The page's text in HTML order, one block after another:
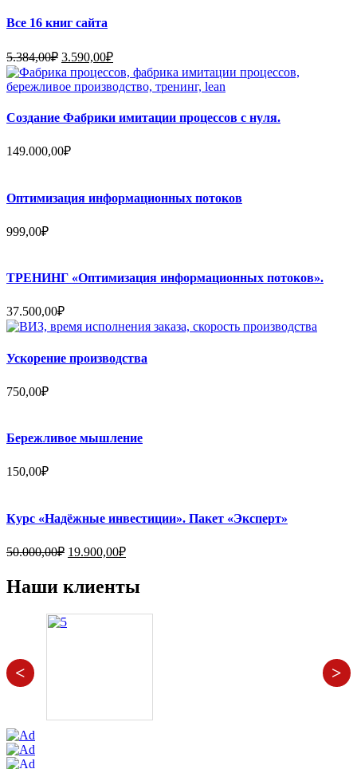
120.000,00₽.
Все 16 книг сайта
5.384,00₽ Первоначальная
цена
составляла
3.590,00₽Текущая
цена:
3.590,00₽.
Создание Фабрики имитации процессов с нуля.
149.000,00₽
Оптимизация информационных потоков
999,00₽
ТРЕНИНГ «Оптимизация информационных потоков».
37.500,00₽
Ускорение производства
750,00₽
Бережливое мышление
150,00₽
Курс «Надёжные инвестиции». Пакет «Эксперт»
50.000,00₽ Первоначальная
50.000,00₽.
19.900,00₽Текущая
Наши клиенты
< >